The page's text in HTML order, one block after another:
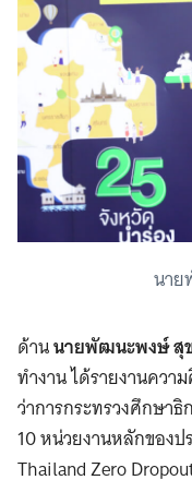
นา
ด้านนายพัฒนะพงษ์ สุ
ทำงาน ได้รายงานคว
ว่าการกระทรวงศึกษา
10 หน่วยงานหลักของป
Thailand Zero